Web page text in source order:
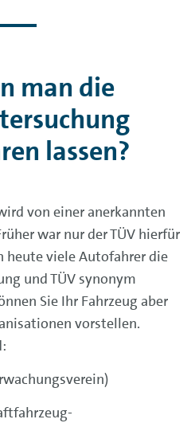
man die
lassen?
von einer anerkannten
war nur der TÜV hierfür
heute viele Autofahrer die
und TÜV synonym
Sie Ihr Fahrzeug aber
vorstellen.